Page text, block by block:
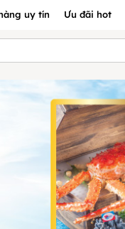
uy tín Ưu đãi hot